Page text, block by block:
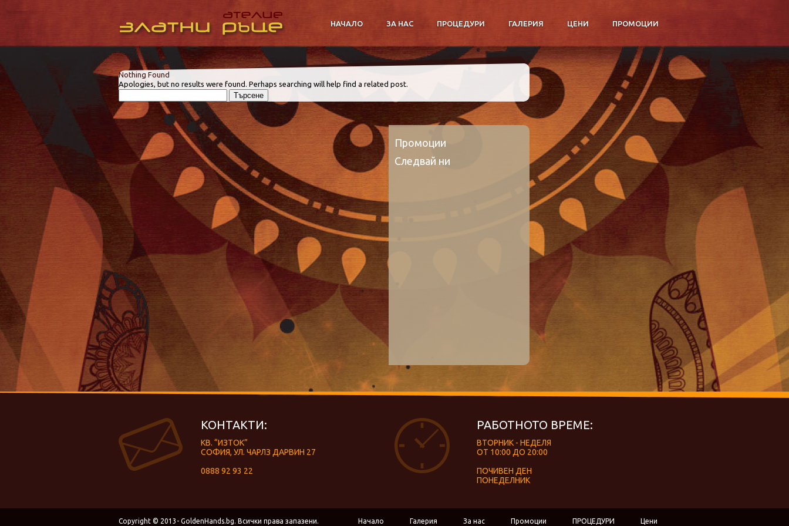
НАЧАЛО ЗА НАС ПРОЦЕДУРИ ГАЛЕРИЯ ЦЕНИ ПРОМОЦИИ
Nothing Found
Apologies, but no results were found. Perhaps searching will help find a related post.
за:
Промоции
Следвай ни
КОНТАКТИ:
КВ. “ИЗТОК”
СОФИЯ, УЛ. ЧАРЛЗ ДАРВИН 27
0888 92 93 22
РАБОТНОТО ВРЕМЕ:
ВТОРНИК - НЕДЕЛЯ
ОТ 10:00 ДО 20:00
ПОЧИВЕН ДЕН
ПОНЕДЕЛНИК
Copyright © 2013- GoldenHands.bg. Всички права запазени. Начало Галерия За нас Промоции ПРОЦЕДУРИ Цени